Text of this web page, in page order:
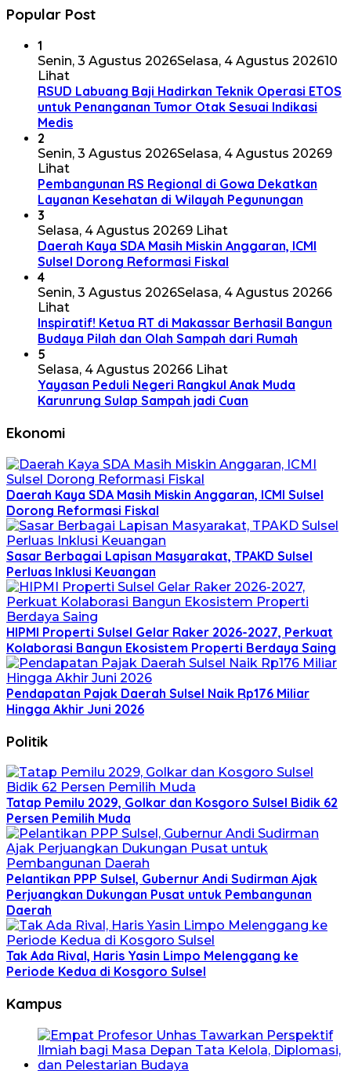
Popular Post
1
Senin, 3 Agustus 2026Selasa, 4 Agustus 202610
Lihat
RSUD Labuang Baji Hadirkan Teknik Operasi ETOS
untuk Penanganan Tumor Otak Sesuai Indikasi
Medis
2
Senin, 3 Agustus 2026Selasa, 4 Agustus 20269
Lihat
Pembangunan RS Regional di Gowa Dekatkan
Layanan Kesehatan di Wilayah Pegunungan
3
Selasa, 4 Agustus 20269 Lihat
Daerah Kaya SDA Masih Miskin Anggaran, ICMI
Sulsel Dorong Reformasi Fiskal
4
Senin, 3 Agustus 2026Selasa, 4 Agustus 20266
Lihat
Inspiratif! Ketua RT di Makassar Berhasil Bangun
Budaya Pilah dan Olah Sampah dari Rumah
5
Selasa, 4 Agustus 20266 Lihat
Yayasan Peduli Negeri Rangkul Anak Muda
Karunrung Sulap Sampah jadi Cuan
Ekonomi
Daerah Kaya SDA Masih Miskin Anggaran, ICMI Sulsel
Dorong Reformasi Fiskal
Sasar Berbagai Lapisan Masyarakat, TPAKD Sulsel
Perluas Inklusi Keuangan
HIPMI Properti Sulsel Gelar Raker 2026-2027, Perkuat
Kolaborasi Bangun Ekosistem Properti Berdaya Saing
Pendapatan Pajak Daerah Sulsel Naik Rp176 Miliar
Hingga Akhir Juni 2026
Politik
Tatap Pemilu 2029, Golkar dan Kosgoro Sulsel Bidik 62
Persen Pemilih Muda
Pelantikan PPP Sulsel, Gubernur Andi Sudirman Ajak
Perjuangkan Dukungan Pusat untuk Pembangunan
Daerah
Tak Ada Rival, Haris Yasin Limpo Melenggang ke
Periode Kedua di Kosgoro Sulsel
Kampus